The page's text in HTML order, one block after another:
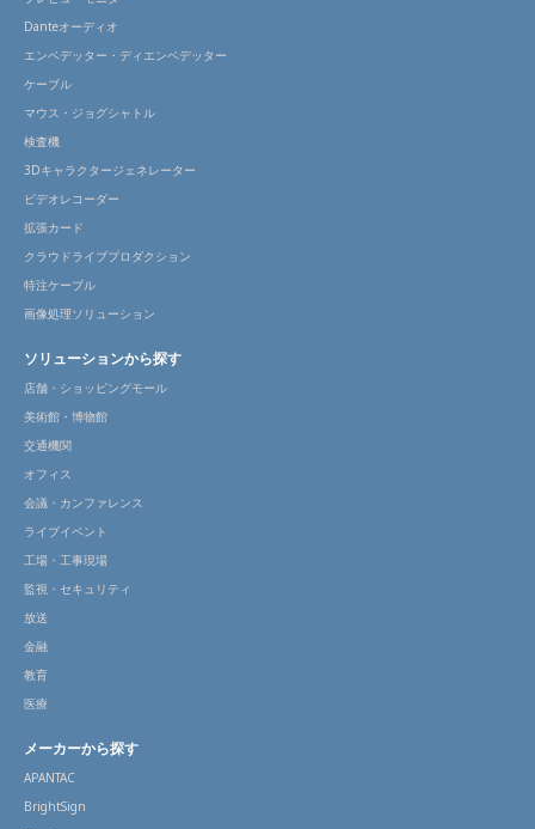
Danteオーディオ
エンベデッター・ディエンベデッター
ケーブル
マウス・ジョグシャトル
検査機
3Dキャラクタージェネレーター
ビデオレコーダー
拡張カード
クラウドライブプロダクション
特注ケーブル
画像処理ソリューション
ソリューションから探す
店舗・ショッピングモール
美術館・博物館
交通機関
オフィス
会議・カンファレンス
ライブイベント
工場・工事現場
監視・セキュリティ
放送
金融
教育
医療
メーカーから探す
APANTAC
BrightSign